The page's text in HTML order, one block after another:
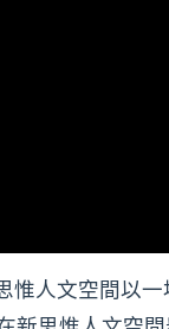
惟人文空間以